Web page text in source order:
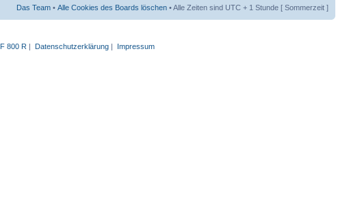
Das Team • Alle Cookies des Boards löschen • Alle Zeiten sind UTC + 1 Stunde [ Sommerzeit ]
F 800 R | Datenschutzerklärung| Impressum